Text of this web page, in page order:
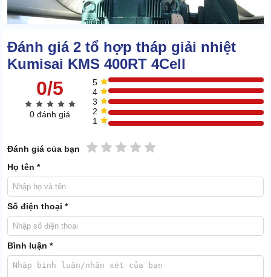
Đế bồn: Đây là khu vực chứa nước cung cấp cho chu trình
làm mát.
nên được thiết kế đế bồn siêu to, chứa đựng tốt lượng nước
cần dùng.
Ống chia nước: Thực hiện vận chuyển nước mát và nước
mang nhiệt đến đúng địa chỉ trong quy trình hạ nhiệt.
Tấm tản nhiệt: Có thiết kế dạng gợi sóng, sử dụng chất liệu
PVC cao cấp được dùng để tăng cường hiệu quả, rút ngắn
thời gian hạ nhiệt.
Phao chống tràn: Được gắn với đế bồn nhằm duy trì lượng
Đánh giá 2 tổ hợp tháp giải nhiệt
Kumisai KMS 400RT 4Cell
0/5
0 đánh giá
5
4
3
2
1
Đánh giá của bạn 5 sao
4 sao
3 sao
2 sao
1 sao
Họ tên *
Số điện thoại *
Bình luận *